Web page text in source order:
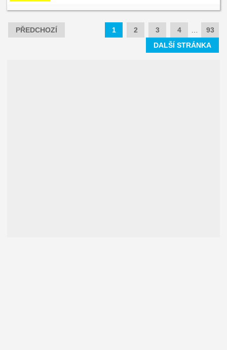
PŘEDCHOZÍ 1 2 3 4
93
DALŠÍ STRÁNKA